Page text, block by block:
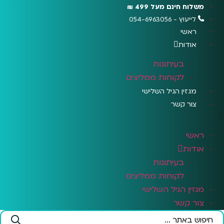
לתוכן
משלוח חינם מעל 499 ₪
לייעוץ - 054-6963056
ראשי
אודות
בעיתונות
לקוחות ממליצים
מגזין הגיל השלישי
צור קשר
ראשי
אודות
בעיתונות
לקוחות ממליצים
מגזין הגיל השלישי
צור קשר
Search